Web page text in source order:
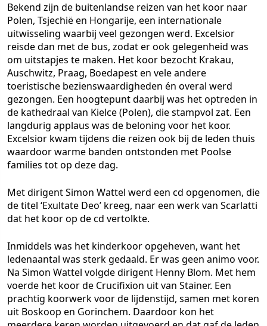
Bekend zijn de buitenlandse reizen van het koor naar
Polen, Tsjechië en Hongarije, een internationale
uitwisseling waarbij veel gezongen werd. Excelsior
reisde dan met de bus, zodat er ook gelegenheid was
om uitstapjes te maken. Het koor bezocht Krakau,
Auschwitz, Praag, Boedapest en vele andere
toeristische bezienswaardigheden én overal werd
gezongen. Een hoogtepunt daarbij was het optreden in
de kathedraal van Kielce (Polen), die stampvol zat. Een
langdurig applaus was de beloning voor het koor.
Excelsior kwam tijdens die reizen ook bij de leden thuis
waardoor warme banden ontstonden met Poolse
families tot op deze dag.
Met dirigent Simon Wattel werd een cd opgenomen, die
de titel ‘Exultate Deo’ kreeg, naar een werk van Scarlatti
dat het koor op de cd vertolkte.
Inmiddels was het kinderkoor opgeheven, want het
ledenaantal was sterk gedaald. Er was geen animo voor.
Na Simon Wattel volgde dirigent Henny Blom. Met hem
voerde het koor de Crucifixion uit van Stainer. Een
prachtig koorwerk voor de lijdenstijd, samen met koren
uit Boskoop en Gorinchem. Daardoor kon het